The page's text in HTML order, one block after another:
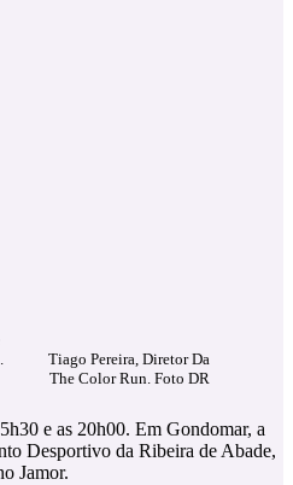
Tiago Pereira, Diretor Da
The Color Run. Foto DR
e as 20h00. Em Gondomar, a
Desportivo da Ribeira de Abade,
Jamor.